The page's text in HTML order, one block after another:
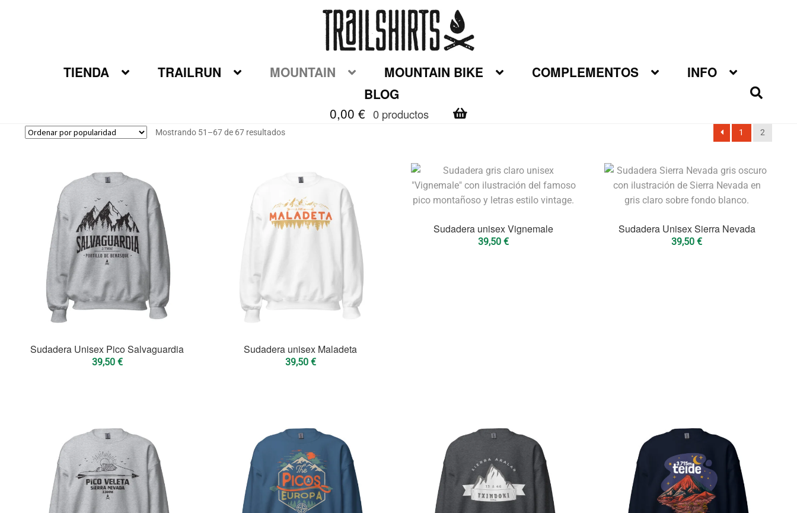
TIENDA TRAILRUN MOUNTAIN MOUNTAIN BIKE COMPLEMENTOS
INFO
BLOG
0,00€ 0 productos
Mostrando 51–67 de 67 resultadosOrdenado
1 2
Sudadera Unisex Pico Salvaguardia
39,50 €
Sudadera unisex Maladeta
39,50 €
Sudadera unisex Vignemale
39,50€
Sudadera Unisex Sierra Nevada
39,50€